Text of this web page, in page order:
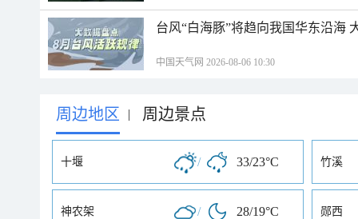
台风“白海豚”将趋向我国华东沿海
中国天气网 2026-08-06 10:30
周边地区 | 周边景点
十堰 / 33/23°C 竹溪
神农架 / 28/19°C 郧西